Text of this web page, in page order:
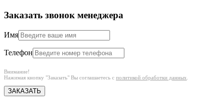
Заказать звонок менеджера
Имя
Телефон
Внимание!
Нажимая кнопку "Заказать" Вы соглашаетесь с политикой обработки данных
ЗАКАЗАТЬ